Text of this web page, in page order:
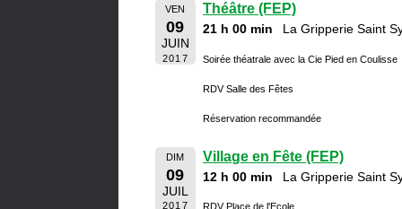
VEN
09
JUIN
2017
Théâtre (FEP)
21 h 00 min La Gripperie Saint
Soirée théatrale avec la Cie Pied en Coulisse
RDV Salle des Fêtes
Réservation recommandée
DIM
09
JUIL
2017
Village en Fête (FEP)
12 h 00 min La Gripperie Saint
RDV Place de l'Ecole